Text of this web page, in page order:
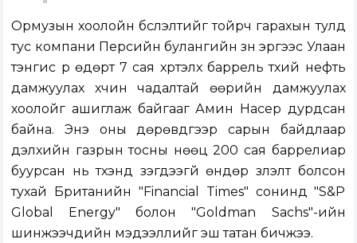
Ормузын хоолойн бүслэлтийг тойрч гарахын тулд
тус компани Персийн булангийн зүүн эргээс Улаан
тэнгис рүү өдөрт 7 сая хүртэлх баррель түүхий нефть
дамжуулах хүчин чадалтай өөрийн дамжуулах
хоолойг ашиглаж байгааг Амин Насер дурдсан
байна. Энэ оны дөрөвдүгээр сарын байдлаар
дэлхийн газрын тосны нөөц 200 сая баррелиар
буурсан нь түүхэнд үзэгдээгүй өндөр үзүүлэлт болсон
тухай Британийн "Financial Times" сонинд "S&P
Global Energy" болон "Goldman Sachs"-ийн
шинжээчдийн мэдээллийг эш татан бичжээ.